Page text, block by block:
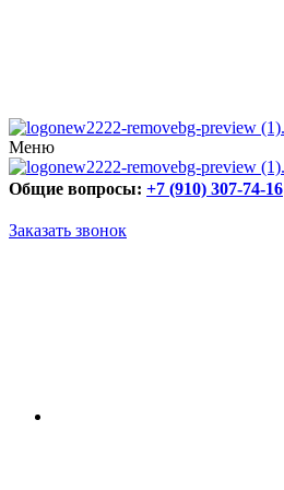
Меню
Общие вопросы: +7 (910) 307-74-16
Заказать звонок